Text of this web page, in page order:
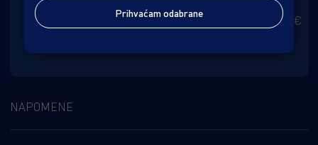
SUB, NED, PRAZNIK 405,00 €
NAPOMENE
Prihvaćam odabrane